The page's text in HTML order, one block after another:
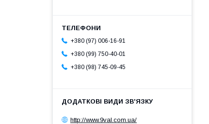
+380 (97) 006-16-91
+380 (99) 750-40-01
+380 (98) 745-09-45
http://www.9val.com.ua/